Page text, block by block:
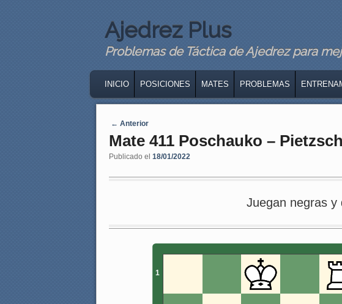
Ajedrez Plus
Problemas de Táctica de Ajedrez para
SKIP TO PRIMARY CONTENT
SKIP TO SECONDARY CONTENT
INICIO POSICIONES MATES PROBLEMAS
Navegaci�n de entradas
← Anterior
Mate 411 Poschauko – Pietzsch
Publicado el 18/01/2022
Juegan negras y
1